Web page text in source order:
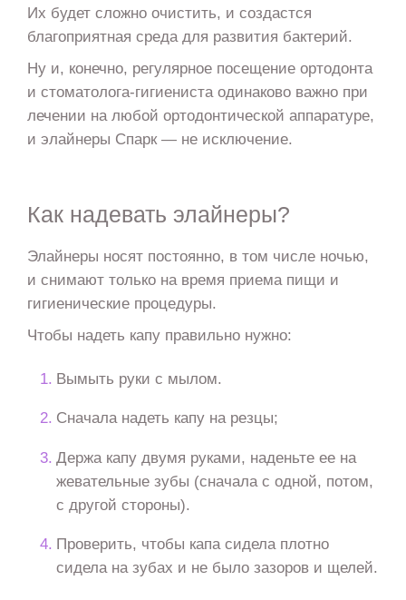
Их будет сложно очистить, и создастся
благоприятная среда для развития бактерий.
Ну и, конечно, регулярное посещение ортодонта
и стоматолога-гигиениста одинаково важно при
лечении на любой ортодонтической аппаратуре,
и элайнеры Спарк — не исключение.
Как надевать элайнеры?
Элайнеры носят постоянно, в том числе ночью,
и снимают только на время приема пищи и
гигиенические процедуры.
Чтобы надеть капу правильно нужно:
Вымыть руки с мылом.
Сначала надеть капу на резцы;
Держа капу двумя руками, наденьте ее на
жевательные зубы (сначала с одной, потом,
с другой стороны).
Проверить, чтобы капа сидела плотно
сидела на зубах и не было зазоров и щелей.